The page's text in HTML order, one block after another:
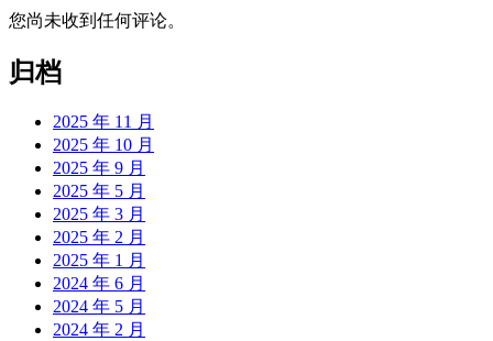
您尚未收到任何评论。
归档
2025 年 11 月
2025 年 10 月
2025 年 9 月
2025 年 5 月
2025 年 3 月
2025 年 2 月
2025 年 1 月
2024 年 6 月
2024 年 5 月
2024 年 2 月